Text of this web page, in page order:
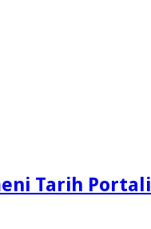
Tarih Portali